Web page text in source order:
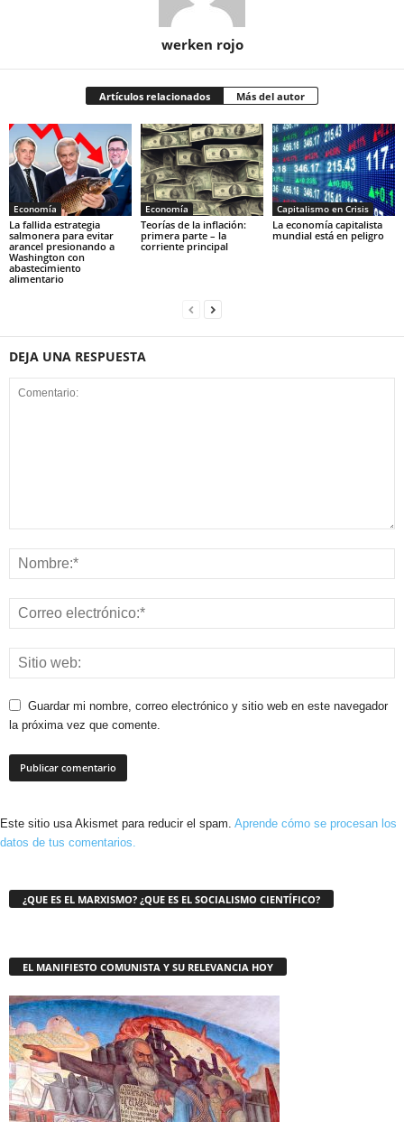
werken rojo
Artículos relacionados Más del autor
Economía
La fallida estrategia
salmonera para evitar
arancel presionando a
Washington con
abastecimiento
alimentario
Economía
Teorías de la inflación:
primera parte – la
corriente principal
Capitalismo en Crisis
La economía capitalista
mundial está en peligro
DEJA UNA RESPUESTA
Guardar mi nombre, correo electrónico y sitio web en este navegador
la próxima vez que comente.
Este sitio usa Akismet para reducir el spam. Aprende cómo se procesan los
datos de tus comentarios.
¿QUE ES EL MARXISMO? ¿QUE ES EL SOCIALISMO CIENTÍFICO?
EL MANIFIESTO COMUNISTA Y SU RELEVANCIA HOY